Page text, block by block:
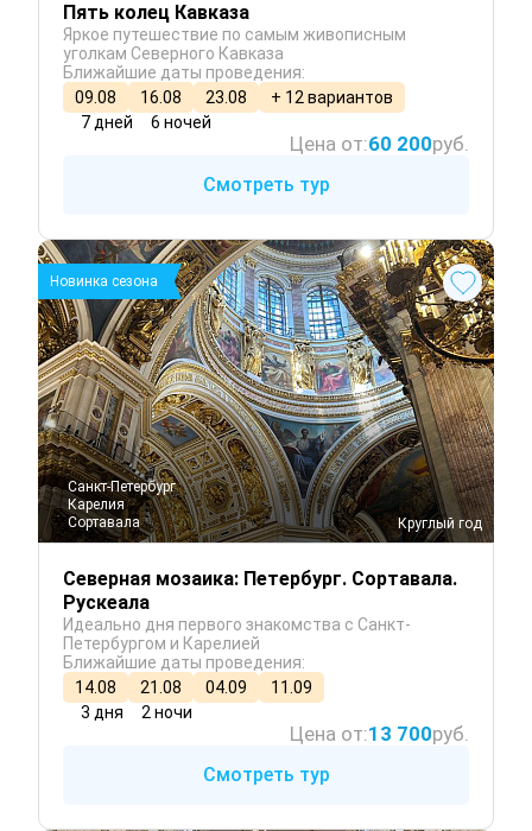
Пять колец Кавказа
Яркое путешествие по самым живописным
уголкам Северного Кавказа
Ближайшие даты проведения:
09.08
16.08 23.08
+ 12 вариантов
7 дней
6 ночей
Цена от:60 200руб.
Смотреть тур
Санкт-Петербург
Карелия
Сортавала
Новинка сезона
Круглый год
Северная мозаика: Петербург. Сортавала.
Рускеала
Идеально дня первого знакомства с Санкт-
Петербургом и Карелией
Ближайшие даты проведения:
14.08
21.08 04.09
11.09
3 дня
2 ночи
Цена от:13 700руб.
Смотреть тур